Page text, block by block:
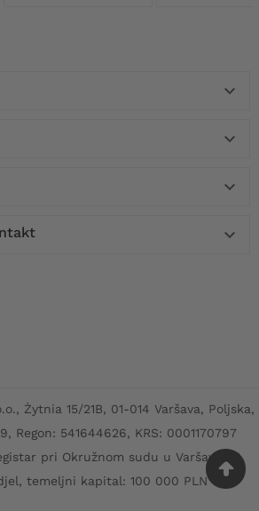




Żytnia 15/21B, 01-014 Varšava, Poljska,
Regon: 541644626, KRS: 0001170797
pri Okružnom sudu u Varšavi, XII
temeljni kapital: 100 000 PLN